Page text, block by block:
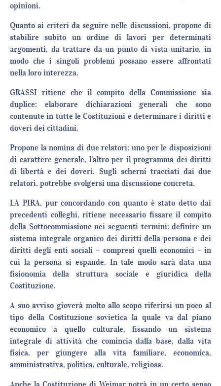
opinioni.
Quanto ai criteri da seguire nelle discussioni, propone di
stabilire subito un ordine di lavori per determinati
argomenti, da trattare da un punto di vista unitario, in
modo che i singoli problemi possano essere affrontati
nella loro interezza.
GRASSI ritiene che il compito della Commissione sia
duplice: elaborare dichiarazioni generali che sono
contenute in tutte le Costituzioni e determinare i diritti e
doveri dei cittadini.
Propone la nomina di due relatori: uno per le disposizioni
di carattere generale, l’altro per il programma dei diritti
di libertà e dei doveri. Sugli scherni tracciati dai due
relatori, potrebbe svolgersi una discussione concreta.
LA PIRA, pur concordando con quanto è stato detto dai
precedenti colleghi, ritiene necessario fissare il compito
della Sottocommissione nei seguenti termini: definire un
sistema integrale organico dei diritti della persona e dei
diritti degli enti sociali – compresi quelli economici – in
cui la persona si espande. In tale modo sarà data una
fisionomia della struttura sociale e giuridica della
Costituzione.
A suo avviso gioverà molto allo scopo riferirsi un poco al
tipo della Costituzione sovietica la quale va dal piano
economico a quello culturale, fissando un sistema
integrale di attività che comincia dalla base, dalla vita
fisica, per giungere alla vita familiare, economica,
amministrativa, politica, culturale, religiosa.